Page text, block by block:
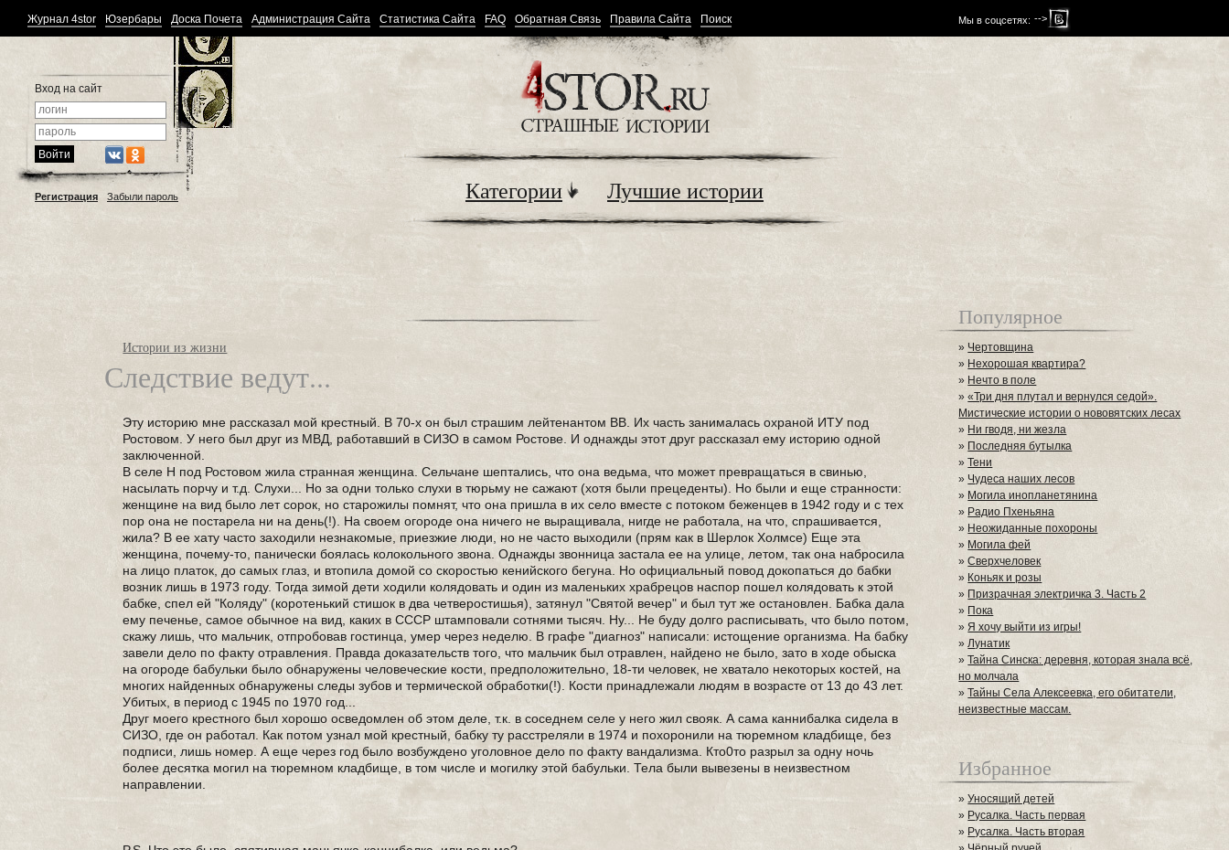
Мы в соцсетях: -->
Журнал 4stor Юзербары Доска Почета Администрация Сайта Статистика Сайта FAQ Обратная Связь Правила Сайта Поиск
Вход на сайт
Регистрация Забыли пароль Категории Лучшие истории
Истории из жизни
Следствие ведут...
Эту историю мне рассказал мой крестный. В 70-х он был страшим лейтенантом ВВ. Их часть занималась охраной ИТУ под
Ростовом. У него был друг из МВД, работавший в СИЗО в самом Ростове. И однажды этот друг рассказал ему историю одной
заключенной.
В селе Н под Ростовом жила странная женщина. Сельчане шептались, что она ведьма, что может превращаться в свинью,
насылать порчу и т.д. Слухи... Но за одни только слухи в тюрьму не сажают (хотя были прецеденты). Но были и еще странности:
женщине на вид было лет сорок, но старожилы помнят, что она пришла в их село вместе с потоком беженцев в 1942 году и с тех
пор она не постарела ни на день(!). На своем огороде она ничего не выращивала, нигде не работала, на что, спрашивается,
жила? В ее хату часто заходили незнакомые, приезжие люди, но не часто выходили (прям как в Шерлок Холмсе) Еще эта
женщина, почему-то, панически боялась колокольного звона. Однажды звонница застала ее на улице, летом, так она набросила
на лицо платок, до самых глаз, и втопила домой со скоростью кенийского бегуна. Но официальный повод докопаться до бабки
возник лишь в 1973 году. Тогда зимой дети ходили колядовать и один из маленьких храбрецов наспор пошел колядовать к этой
бабке, спел ей "Коляду" (коротенький стишок в два четверостишья), затянул "Святой вечер" и был тут же остановлен. Бабка дала
ему печенье, самое обычное на вид, каких в СССР штамповали сотнями тысяч. Ну... Не буду долго расписывать, что было потом,
скажу лишь, что мальчик, отпробовав гостинца, умер через неделю. В графе "диагноз" написали: истощение организма. На бабку
завели дело по факту отравления. Правда доказательств того, что мальчик был отравлен, найдено не было, зато в ходе обыска
на огороде бабульки было обнаружены человеческие кости, предположительно, 18-ти человек, не хватало некоторых костей, на
многих найденных обнаружены следы зубов и термической обработки(!). Кости принадлежали людям в возрасте от 13 до 43 лет.
Убитых, в период с 1945 по 1970 год...
Друг моего крестного был хорошо осведомлен об этом деле, т.к. в соседнем селе у него жил свояк. А сама каннибалка сидела в
СИЗО, где он работал. Как потом узнал мой крестный, бабку ту расстреляли в 1974 и похоронили на тюремном кладбище, без
подписи, лишь номер. А еще через год было возбуждено уголовное дело по факту вандализма. Кто0то разрыл за одну ночь
более десятка могил на тюремном кладбище, в том числе и могилку этой бабульки. Тела были вывезены в неизвестном
направлении.
Популярное
» Чертовщина
» Нехорошая квартира?
» Нечто в поле
»«Три дня плутал и вернулся седой».
Мистические истории о нововятских лесах
» Ни гводя, ни жезла
» Последняя бутылка
»Тени
» Чудеса наших лесов
» Могила инопланетянина
» Радио Пхеньяна
» Неожиданные похороны
» Могила фей
»Сверхчеловек
» Коньяк и розы
» Призрачная электричка 3. Часть 2
» Пока
»Я хочу выйти из игры!
»Лунатик
»Тайна Синска: деревня, которая знала всё,
но молчала
»Тайны Села Алексеевка, его обитатели,
неизвестные массам.
Избранное
»Уносящий детей
» Русалка. Часть первая
» Русалка. Часть вторая